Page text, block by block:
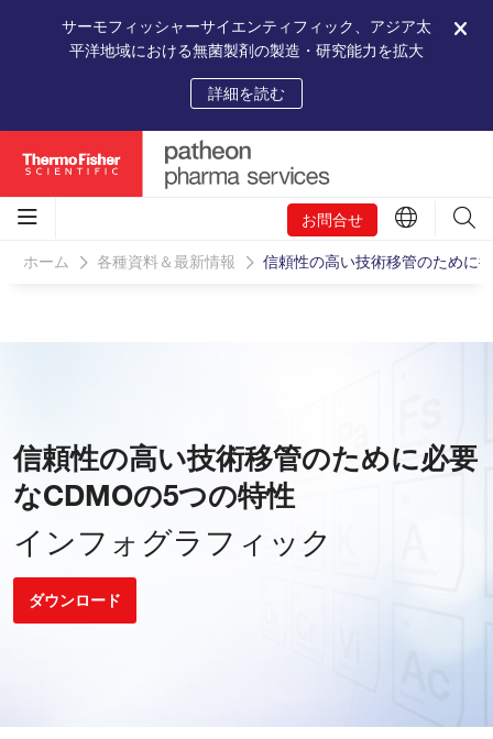
サーモフィッシャーサイエンティフィック、アジア太
平洋地域における無菌製剤の製造・研究能力を拡大
詳細を読む
お問合せ
ホーム 各種資料＆最新情報 信頼性の高い技術移管のために
信頼性の高い技術移管のために必要
なCDMOの5つの特性
インフォグラフィック
ダウンロード